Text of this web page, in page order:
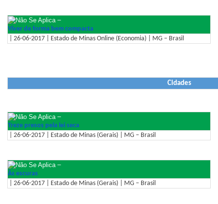
–
Viver de forma bem compacta
| 26-06-2017 | Estado de Minas Online (Economia) | MG – Brasil
Cidades
–
Treze presos pela lei seca
| 26-06-2017 | Estado de Minas (Gerais) | MG – Brasil
–
Às escuras
| 26-06-2017 | Estado de Minas (Gerais) | MG – Brasil